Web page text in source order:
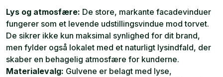
Lys og atmosfære: De store, markante facadevinduer
fungerer som et levende udstillingsvindue mod torvet.
De sikrer ikke kun maksimal synlighed for dit brand,
men fylder også lokalet med et naturligt lysindfald, der
skaber en behagelig atmosfære for kunderne.
Materialevalg: Gulvene er belagt med lyse,